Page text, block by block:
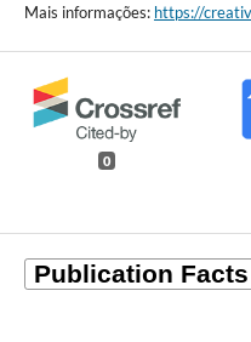
Mais informações: https://
0